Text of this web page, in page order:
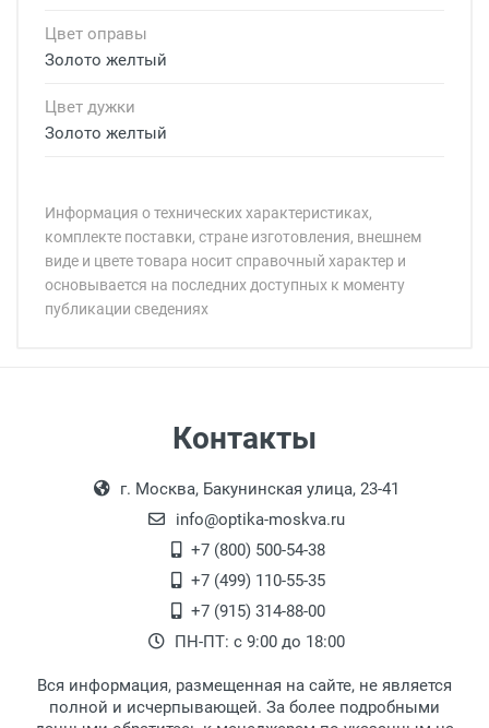
Цвет оправы
Золото желтый
Цвет дужки
Золото желтый
Информация о технических характеристиках,
комплекте поставки, стране изготовления, внешнем
виде и цвете товара носит справочный характер и
основывается на последних доступных к моменту
публикации сведениях
Самовывоз.
Оплата товара производится
наличными непосредственно на пункте
выдачи товара.
Перечисление средств на расчетный счет.
18:00, по субботам с 11:00 до 15:00, в
офисе по адресу: г. Москва,
Переведеновский переулок 17, корпус 1,
второй этаж, тел. +7 (499) 110-55-35.
После того, как заказ поступает в пункт
выдачи, наш менеджер связывается с
клиентом и оповещает о поступлении
Для получения товара при себе
Контакты
г. Москва, Бакунинская улица, 23-41
info@optika-moskva.ru
+7 (800) 500-54-38
+7 (499) 110-55-35
+7 (915) 314-88-00
ПН-ПТ: с 9:00 до 18:00
Вся информация, размещенная на сайте, не является
полной и исчерпывающей. За более подробными